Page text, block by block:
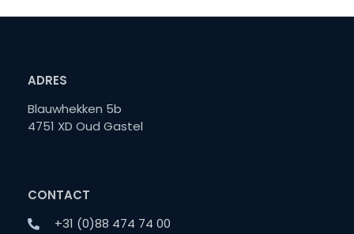
ADRES
Blauwhekken 5b
4751 XD Oud Gastel
CONTACT
+31 (0)88 474 74 00